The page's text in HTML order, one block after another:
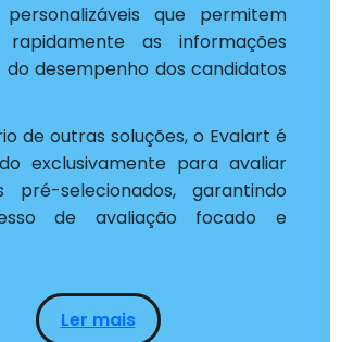
personalizáveis que permitem
rapidamente as informações
desempenho dos candidatos
de outras soluções, o Evalart é
exclusivamente para avaliar
pré-selecionados, garantindo
de avaliação focado e
Ler mais